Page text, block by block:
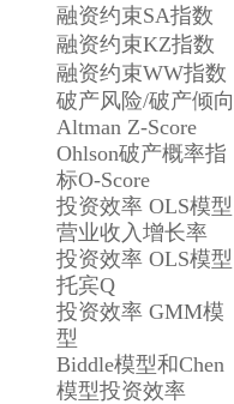
融资约束SA指数
融资约束KZ指数
融资约束WW指数
破产风险/破产倾向
Altman Z-Score
Ohlson破产概率指
标O-Score
投资效率 OLS模型
营业收入增长率
投资效率 OLS模型
托宾Q
投资效率 GMM模
型
Biddle模型和Chen
模型投资效率